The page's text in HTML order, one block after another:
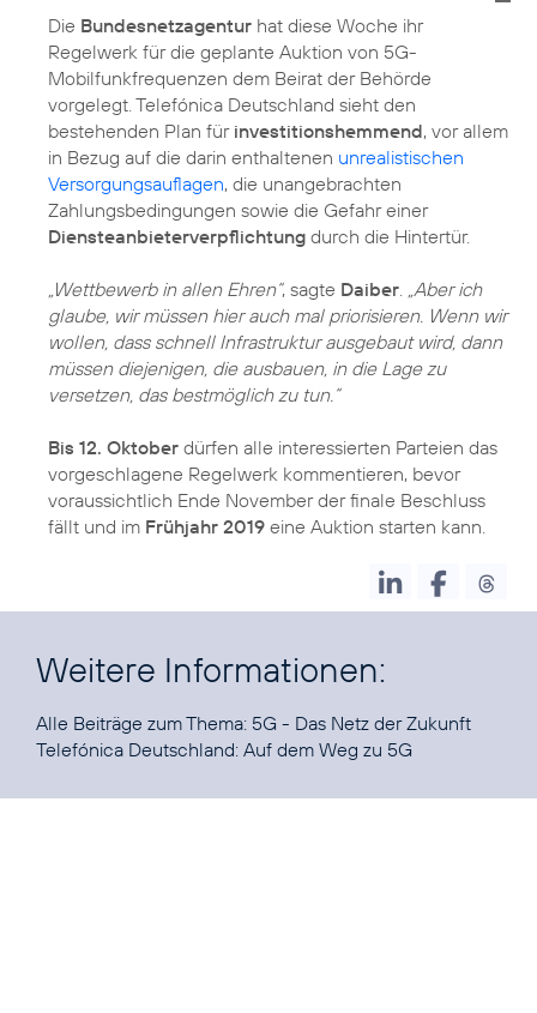
Die Bundesnetzagentur hat diese Woche ihr
Regelwerk für die geplante Auktion von 5G-
Mobilfunkfrequenzen dem Beirat der Behörde
vorgelegt. Telefónica Deutschland sieht den
bestehenden Plan für investitionshemmend, vor allem
in Bezug auf die darin enthaltenen unrealistischen
Versorgungsauflagen, die unangebrachten
Zahlungsbedingungen sowie die Gefahr einer
Diensteanbieterverpflichtung durch die Hintertür.
„Wettbewerb in allen Ehren“, sagte Daiber. „Aber ich
glaube, wir müssen hier auch mal priorisieren. Wenn wir
wollen, dass schnell Infrastruktur ausgebaut wird, dann
müssen diejenigen, die ausbauen, in die Lage zu
versetzen, das bestmöglich zu tun.“
Bis 12. Oktober dürfen alle interessierten Parteien das
vorgeschlagene Regelwerk kommentieren, bevor
voraussichtlich Ende November der finale Beschluss
fällt und im Frühjahr 2019 eine Auktion starten kann.
Weitere Informationen:
Alle Beiträge zum Thema: 5G - Das Netz der Zukunft
Telefónica Deutschland: Auf dem Weg zu 5G